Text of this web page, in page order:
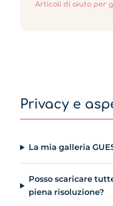
Articoli di aiuto per
Privacy e
La mia galleria
Posso scaricare
piena risoluzione?